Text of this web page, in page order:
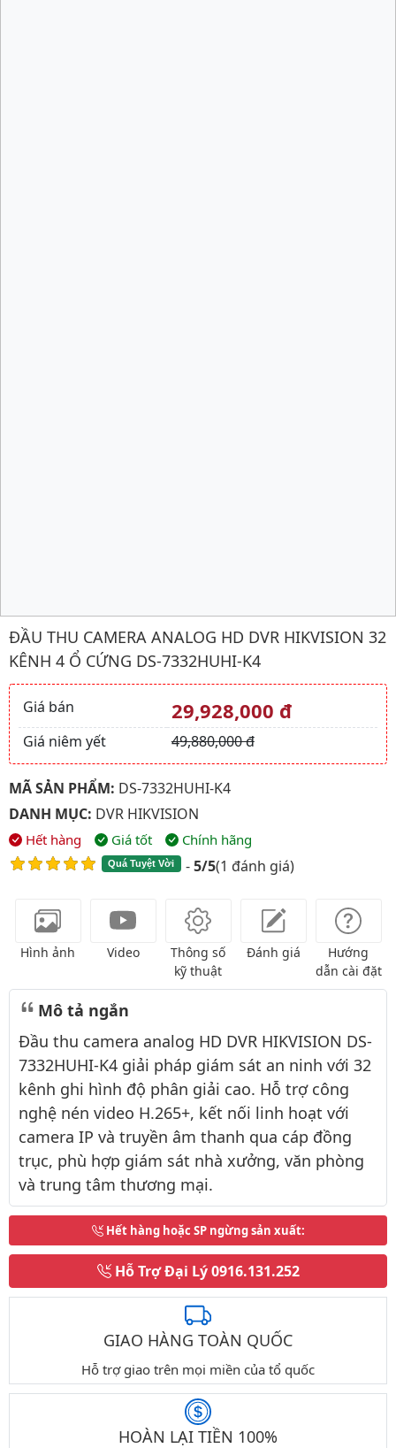
Hình ảnh đại diện của sản phẩm Đầu thu camera analog HD
ĐẦU THU CAMERA ANALOG HD DVR HIKVISION 32
KÊNH 4 Ổ CỨNG DS-7332HUHI-K4
Giá và khuyến mãi
Giá bán 29,928,000 đ
Giá niêm yết 49,880,000 đ
MÃ SẢN PHẨM: DS-7332HUHI-K4
DANH MỤC: DVR HIKVISION
Hết hàng Giá tốt Chính hãng
Quá Tuyệt Vời -5/5(1 đánh giá)
Hình ảnh Video
Thông số
kỹ thuật
Đánh giá
Hướng
dẫn cài đặt
Mô tả ngắn
Đầu thu camera analog HD DVR HIKVISION DS-
7332HUHI-K4 giải pháp giám sát an ninh với 32
kênh ghi hình độ phân giải cao. Hỗ trợ công
nghệ nén video H.265+, kết nối linh hoạt với
camera IP và truyền âm thanh qua cáp đồng
trục, phù hợp giám sát nhà xưởng, văn phòng
và trung tâm thương mại.
Hết hàng hoặc SP ngừng sản xuất:
Hỗ Trợ Đại Lý0916.131.252
GIAO HÀNG TOÀN QUỐC
Hỗ trợ giao trên mọi miền của tổ quốc
HOÀN LẠI TIỀN 100%